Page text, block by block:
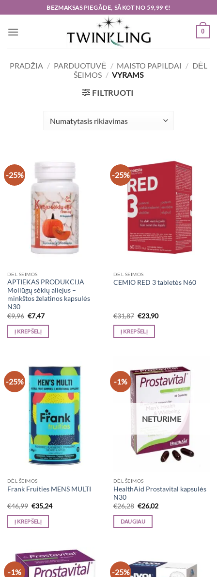
to
content
BEZMAKSAS PIEGĀDE, SĀKOT NO 59,99 €!
0
PRADŽIA / PARDUOTUVĖ / MAISTO PAPILDAI / DĖL
ŠEIMOS / VYRAMS
FILTRUOTI
-25%
DĖL ŠEIMOS
APTIEKAS PRODUKCIJA
Moliūgų sėklų aliejus –
minkštos želatinos kapsulės
N30
€9,96 Original
price
was:
€9,96.
€7,47Current
is:
Į KREPŠELĮ
-25%
DĖL ŠEIMOS
CEMIO RED 3 tabletės N60
€31,87 Original
price
was:
€31,87.
€23,90Current
Į KREPŠELĮ
-25%
DĖL ŠEIMOS
Frank Fruities MENS MULTI
€46,99 Original
price
was:
€46,99.
€35,24Current
Į KREPŠELĮ
-1%
NETURIME
DĖL ŠEIMOS
HealthAid Prostavital kapsulės
N30
€26,28 Original
price
was:
€26,28.
€26,02Current
DAUGIAU
-1% -25%